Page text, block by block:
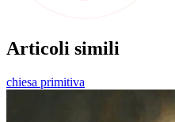
Articoli simili
chiesa primitiva